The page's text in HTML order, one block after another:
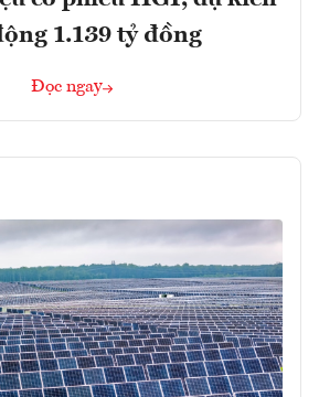
1.139 tỷ đồng
Đọc ngay